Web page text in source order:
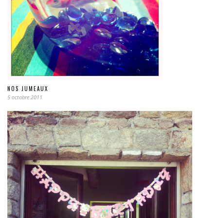
NOS JUMEAUX
5 octobre 2011